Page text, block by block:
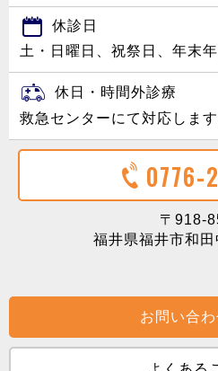
休診日
土・日曜日、祝祭日、年末
休日・時間外診療
救急センターにて対応します
0776-
〒918-
福井県福井市和田
お問い合